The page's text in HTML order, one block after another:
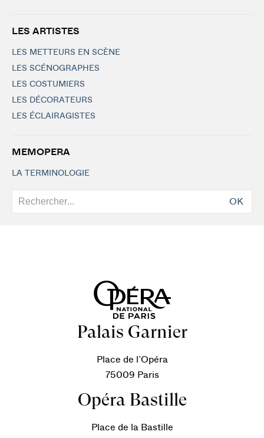
LES ARTISTES
LES METTEURS EN SCÈNE
LES SCÉNOGRAPHES
LES COSTUMIERS
LES DÉCORATEURS
LES ÉCLAIRAGISTES
MEMOPERA
LA TERMINOLOGIE
OK
Palais Garnier
Place de l’Opéra
75009 Paris
Opéra Bastille
Place de la Bastille